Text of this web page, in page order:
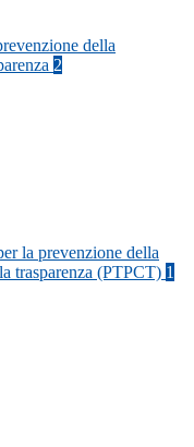
della
2
la prevenzione della
trasparenza (PTPCT) 1